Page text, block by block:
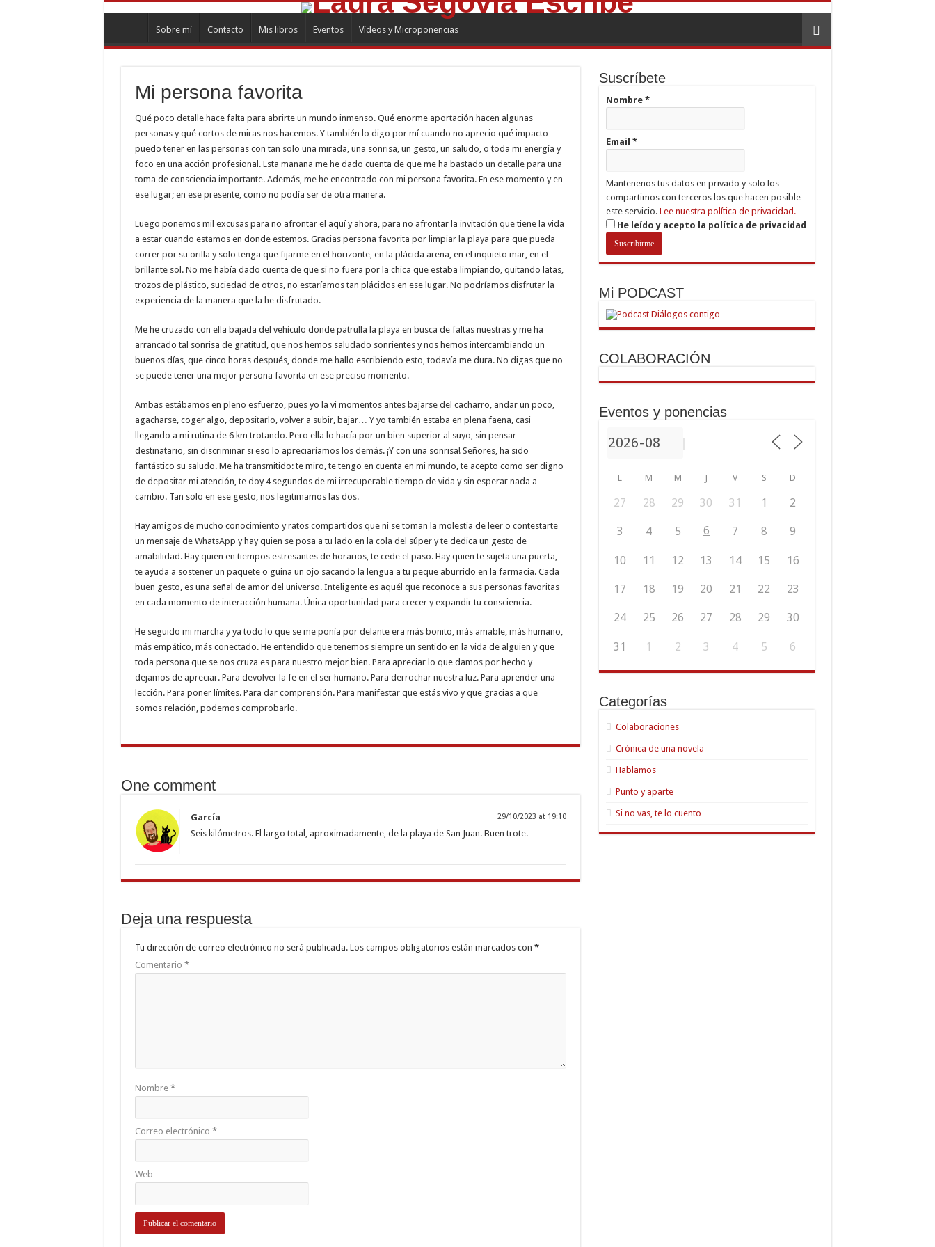
Sobre mí Contacto Mis libros Eventos Vídeos y Microponencias
Mi persona favorita
Qué poco detalle hace falta para abrirte un mundo inmenso. Qué enorme aportación hacen algunas
personas y qué cortos de miras nos hacemos. Y también lo digo por mí cuando no aprecio qué impacto
puedo tener en las personas con tan solo una mirada, una sonrisa, un gesto, un saludo, o toda mi energía y
foco en una acción profesional. Esta mañana me he dado cuenta de que me ha bastado un detalle para una
toma de consciencia importante. Además, me he encontrado con mi persona favorita. En ese momento y en
ese lugar; en ese presente, como no podía ser de otra manera.
Luego ponemos mil excusas para no afrontar el aquí y ahora, para no afrontar la invitación que tiene la vida
a estar cuando estamos en donde estemos. Gracias persona favorita por limpiar la playa para que pueda
correr por su orilla y solo tenga que fijarme en el horizonte, en la plácida arena, en el inquieto mar, en el
brillante sol. No me había dado cuenta de que si no fuera por la chica que estaba limpiando, quitando latas,
trozos de plástico, suciedad de otros, no estaríamos tan plácidos en ese lugar. No podríamos disfrutar la
experiencia de la manera que la he disfrutado.
Me he cruzado con ella bajada del vehículo donde patrulla la playa en busca de faltas nuestras y me ha
arrancado tal sonrisa de gratitud, que nos hemos saludado sonrientes y nos hemos intercambiando un
buenos días, que cinco horas después, donde me hallo escribiendo esto, todavía me dura. No digas que no
se puede tener una mejor persona favorita en ese preciso momento.
Ambas estábamos en pleno esfuerzo, pues yo la vi momentos antes bajarse del cacharro, andar un poco,
agacharse, coger algo, depositarlo, volver a subir, bajar… Y yo también estaba en plena faena, casi
llegando a mi rutina de 6 km trotando. Pero ella lo hacía por un bien superior al suyo, sin pensar
destinatario, sin discriminar si eso lo apreciaríamos los demás. ¡Y con una sonrisa! Señores, ha sido
fantástico su saludo. Me ha transmitido: te miro, te tengo en cuenta en mi mundo, te acepto como ser digno
de depositar mi atención, te doy 4 segundos de mi irrecuperable tiempo de vida y sin esperar nada a
cambio. Tan solo en ese gesto, nos legitimamos las dos.
Hay amigos de mucho conocimiento y ratos compartidos que ni se toman la molestia de leer o contestarte
un mensaje de WhatsApp y hay quien se posa a tu lado en la cola del súper y te dedica un gesto de
amabilidad. Hay quien en tiempos estresantes de horarios, te cede el paso. Hay quien te sujeta una puerta,
te ayuda a sostener un paquete o guiña un ojo sacando la lengua a tu peque aburrido en la farmacia. Cada
buen gesto, es una señal de amor del universo. Inteligente es aquél que reconoce a sus personas favoritas
en cada momento de interacción humana. Única oportunidad para crecer y expandir tu consciencia.
He seguido mi marcha y ya todo lo que se me ponía por delante era más bonito, más amable, más humano,
más empático, más conectado. He entendido que tenemos siempre un sentido en la vida de alguien y que
toda persona que se nos cruza es para nuestro mejor bien. Para apreciar lo que damos por hecho y
dejamos de apreciar. Para devolver la fe en el ser humano. Para derrochar nuestra luz. Para aprender una
lección. Para poner límites. Para dar comprensión. Para manifestar que estás vivo y que gracias a que
somos relación, podemos comprobarlo.
One comment
García 29/10/2023 at 19:10
Seis kilómetros. El largo total, aproximadamente, de la playa de San Juan. Buen trote.
Deja una respuesta
Tu dirección de correo electrónico no será publicada. Los campos obligatorios están marcados con *
Comentario *
Nombre *
Correo electrónico *
Web
Suscríbete
Nombre *
Email *
Mantenenos tus datos en privado y solo los
compartimos con terceros los que hacen posible
este servicio. Lee nuestra política de privacidad.
He leído y acepto la política de privacidad
Mi PODCAST
COLABORACIÓN
Eventos y ponencias
L M M J V S D
27 28 29 30 31 1 2
3 4 5 6 7 8 9
10 11 12 13 14 15 16
17 18 19 20 21 22 23
24 25 26 27 28 29 30
31 1 2 3 4 5 6
Categorías
Colaboraciones
Crónica de una novela
Hablamos
Punto y aparte
Si no vas, te lo cuento